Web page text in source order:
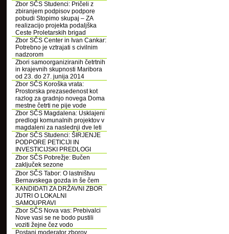
Zbor SČS Studenci: Pričeli z
zbiranjem podpisov podpore
pobudi Stopimo skupaj – ZA
realizacijo projekta podaljška
Ceste Proletarskih brigad
Zbor SČS Center in Ivan Cankar:
Potrebno je vztrajati s civilnim
nadzorom
Zbori samoorganiziranih četrtnih
in krajevnih skupnosti Maribora
od 23. do 27. junija 2014
Zbor SČS Koroška vrata:
Prostorska prezasedenost kot
razlog za gradnjo novega Doma
mestne četrti ne pije vode
Zbor SČS Magdalena: Usklajeni
predlogi komunalnih projektov v
magdaleni za naslednji dve leti
Zbor SČS Studenci: ŠIRJENJE
PODPORE PETICIJI IN
INVESTICIJSKI PREDLOGI
Zbor SČS Pobrežje: Bučen
zaključek sezone
Zbor SČS Tabor: O lastništvu
Bernavskega gozda in še čem
KANDIDATI ZA DRŽAVNI ZBOR
JUTRI O LOKALNI
SAMOUPRAVI
Zbor SČS Nova vas: Prebivalci
Nove vasi se ne bodo pustili
voziti žejne čez vodo
Postani moderator zborov